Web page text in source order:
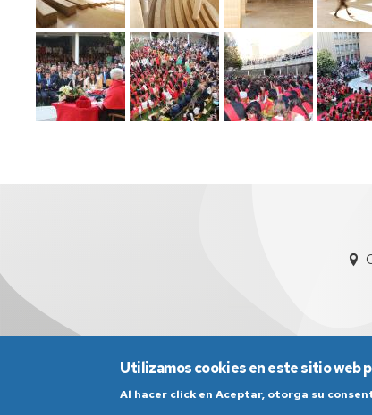
Utilizamos cookies en este sitio web
Al hacer click en Aceptar, otorga su